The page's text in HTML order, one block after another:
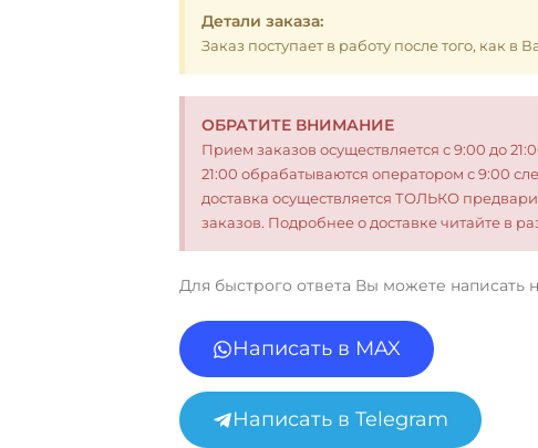
Детали заказа:
Заказ поступает в работу после того, как
ОБРАТИТЕ ВНИМАНИЕ
Прием заказов осуществляется с 9:00 до
21:00 обрабатываются оператором с 9:00
доставка осуществляется ТОЛЬКО
заказов. Подробнее о доставке читайте в
Для быстрого ответа Вы можете написать
Написать в MAX
Написать в Telegram